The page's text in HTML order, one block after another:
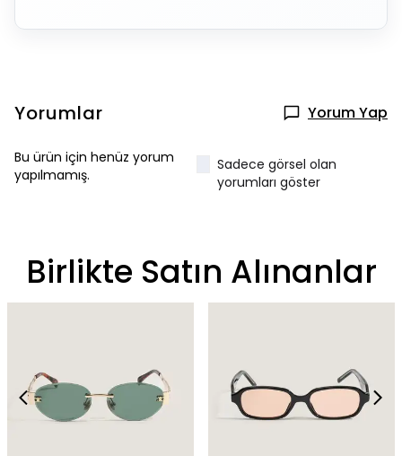
Yorumlar Yorum Yap
Bu ürün için henüz yorum
yapılmamış.
Sadece görsel olan
yorumları göster
Birlikte Satın Alınanlar